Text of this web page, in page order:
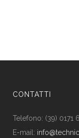
CONTATTI
Telefono: (39) 0171
E-mail: